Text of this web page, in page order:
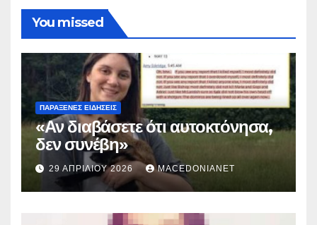
You missed
ΠΑΡΆΞΕΝΕΣ ΕΙΔΉΣΕΙΣ
«Αν διαβάσετε ότι αυτοκτόνησα,
δεν συνέβη»
29 ΑΠΡΙΛΊΟΥ 2026 MACEDONIANET